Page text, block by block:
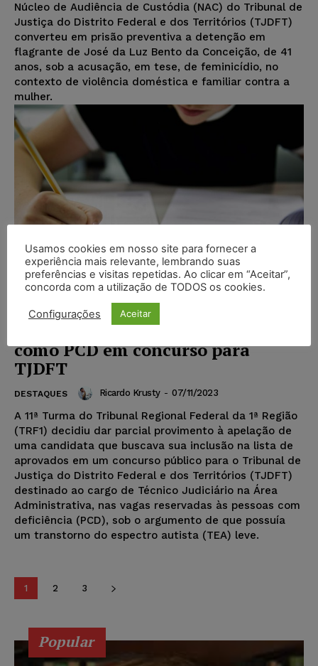
Núcleo de Audiência de Custódia (NAC) do Tribunal de
Justiça do Distrito Federal e dos Territórios (TJDFT)
converteu em prisão preventiva a detenção em
flagrante de José da Luz Bento da Conceição, de 41
anos, sob a acusação, em tese, de feminicídio, no
contexto de violência doméstica e familiar contra a
mulher.
Candidata com TEA é reconhecida
como PCD em concurso para
TJDFT
DESTAQUES Ricardo Krusty - 07/11/2023
A 11ª Turma do Tribunal Regional Federal da 1ª Região
(TRF1) decidiu dar parcial provimento à apelação de
uma candidata que buscava sua inclusão na lista de
aprovados em um concurso público para o Tribunal de
Justiça do Distrito Federal e dos Territórios (TJDFT)
destinado ao cargo de Técnico Judiciário na Área
Administrativa, nas vagas reservadas às pessoas com
deficiência (PCD), sob o argumento de que possuía
um transtorno do espectro autista (TEA) leve.
1 2 3
Popular
Usamos cookies em nosso site para fornecer a
experiência mais relevante, lembrando suas
preferências e visitas repetidas. Ao clicar em “Aceitar”,
concorda com a utilização de TODOS os cookies.
Configurações Aceitar